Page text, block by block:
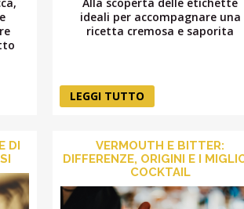
ideali per accompagnare una
ricetta cremosa e saporita
LEGGI TUTTO
DI
VERMOUTH E BITTER:
DIFFERENZE, ORIGINI E I
COCKTAIL